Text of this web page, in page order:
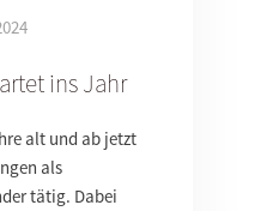
ins Jahr
alt und ab jetzt
als
tätig. Dabei